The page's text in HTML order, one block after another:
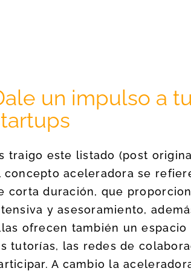
un impulso a
traigo este listado (post
concepto aceleradora se
corta duración, que
y asesoramiento,
ofrecen también un
tutorías, las redes de
A cambio la